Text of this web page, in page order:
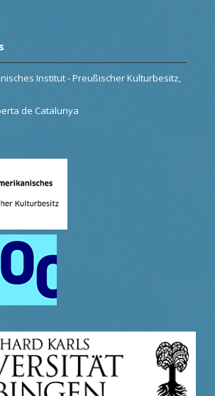
Institut - Preußischer Kulturbesitz,
de Catalunya